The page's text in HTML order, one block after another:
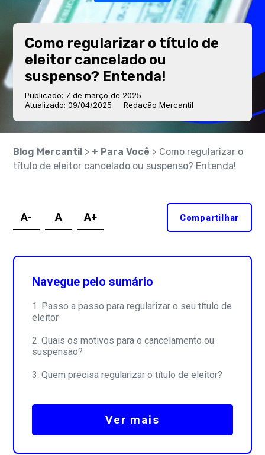
Como regularizar o título de
eleitor cancelado ou
suspenso? Entenda!
Publicado: 7 de março de 2025
Atualizado: 09/04/2025
Redação Mercantil
Blog Mercantil > + Para Você > Como regularizar o
título de eleitor cancelado ou suspenso? Entenda!
A- A A+ Compartilhar
Navegue pelo sumário
Passo a passo para regularizar o seu título de
eleitor
Quais os motivos para o cancelamento ou
suspensão?
Quem precisa regularizar o título de eleitor?
Ver mais